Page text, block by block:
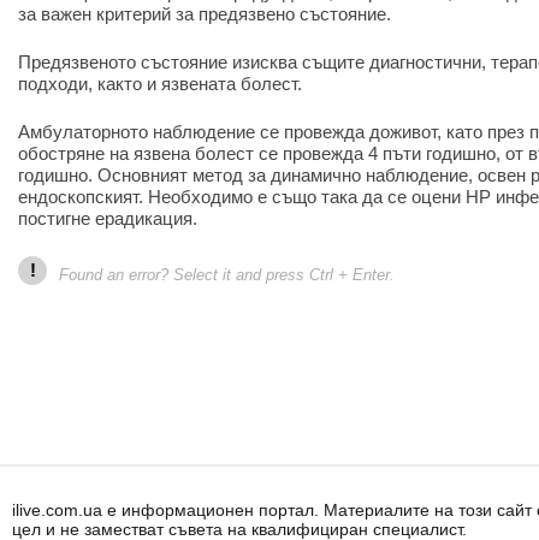
за важен критерий за предязвено състояние.
Предязвеното състояние изисква същите диагностични,
подходи, както и язвената болест.
Амбулаторното наблюдение се провежда доживот, като през
обостряне на язвена болест се провежда 4 пъти годишно, от
годишно. Основният метод за динамично наблюдение, освен
ендоскопският. Необходимо е също така да се оцени HP
постигне ерадикация.
! Found an error? Select it and press Ctrl + Enter.
ilive.com.ua е информационен портал. Материалите на този
цел и не заместват съвета на квалифициран специалист.